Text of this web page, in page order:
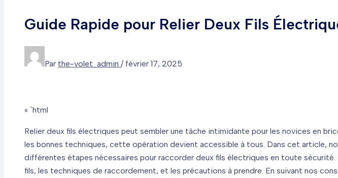
Guide Rapide pour Relier Deux Fils
Par the-volet_admin / février 17, 2025
« `html
Relier deux fils électriques peut sembler une tâche intimidante pour les novices en
les bonnes techniques, cette opération devient accessible à tous. Dans cet article,
différentes étapes nécessaires pour raccorder deux fils électriques en toute
fils, les techniques de raccordement, et les précautions à prendre. En suivant nos